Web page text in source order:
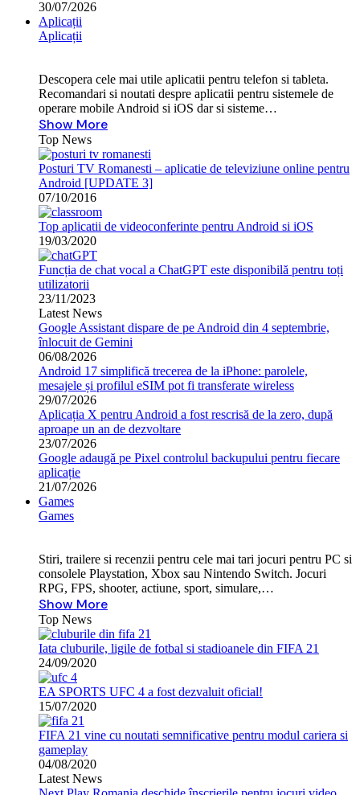
30/07/2026
Aplicații
Aplicații
Descopera cele mai utile aplicatii pentru telefon si tableta.
Recomandari si noutati despre aplicatii pentru sistemele de
operare mobile Android si iOS dar si sisteme…
Show More
Top News
Posturi TV Romanesti – aplicatie de televiziune online pentru
Android [UPDATE 3]
07/10/2016
Top aplicatii de videoconferinte pentru Android si iOS
19/03/2020
Funcția de chat vocal a ChatGPT este disponibilă pentru toți
utilizatorii
23/11/2023
Latest News
Google Assistant dispare de pe Android din 4 septembrie,
înlocuit de Gemini
06/08/2026
Android 17 simplifică trecerea de la iPhone: parolele,
mesajele și profilul eSIM pot fi transferate wireless
29/07/2026
Aplicația X pentru Android a fost rescrisă de la zero, după
aproape un an de dezvoltare
23/07/2026
Google adaugă pe Pixel controlul backupului pentru fiecare
aplicație
21/07/2026
Games
Games
Stiri, trailere si recenzii pentru cele mai tari jocuri pentru PC si
consolele Playstation, Xbox sau Nintendo Switch. Jocuri
RPG, FPS, shooter, actiune, sport, simulare,…
Show More
Top News
Iata cluburile, ligile de fotbal si stadioanele din FIFA 21
24/09/2020
EA SPORTS UFC 4 a fost dezvaluit oficial!
15/07/2020
FIFA 21 vine cu noutati semnificative pentru modul cariera si
gameplay
04/08/2020
Latest News